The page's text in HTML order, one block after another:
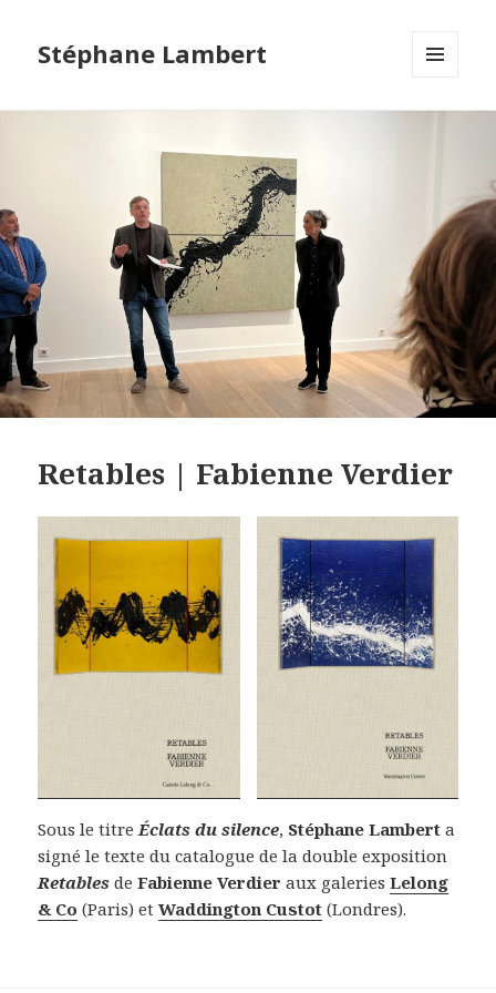
Stéphane Lambert
Retables | Fabienne Verdier
Sous le titreÉclats du silence, Stéphane Lambert a
signé le texte du catalogue de la double exposition
Retables deFabienne Verdier aux galeriesLelong
& Co (Paris) etWaddington Custot (Londres).